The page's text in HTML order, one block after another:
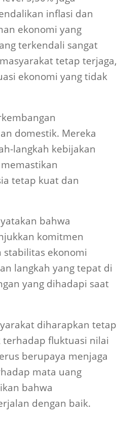
inflasi dan
ekonomi yang
terkendali sangat
tetap terjaga,
ekonomi yang tidak
domestik. Mereka
langkah kebijakan
tetap kuat dan
bahwa
komitmen
stabilitas ekonomi
langkah yang tepat di
yang dihadapi saat
diharapkan tetap
fluktuasi nilai
berupaya menjaga
mata uang
bahwa
dengan baik.